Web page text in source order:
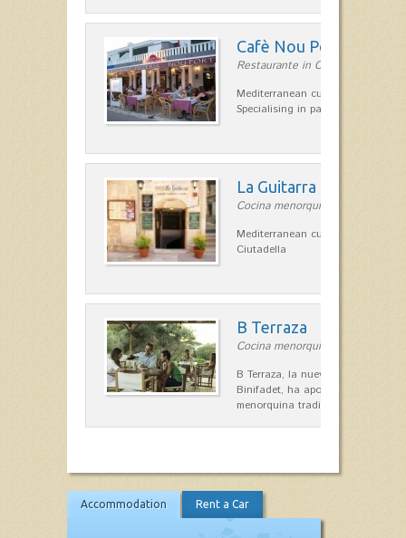
Cafè Nou Port
Restaurante in Cala'n Bosch
Mediterranean cuisine in Cala'n
Specialising in paella and rice
La Guitarra
Cocina menorquina in Ciutadella
Mediterranean cuisine in the
Ciutadella
B Terraza
Cocina menorquina in Sant Lluís
B Terraza, la nueva terraza de las
Binifadet, ha apostado por la
menorquina tradicional, que
Accommodation Rent a Car